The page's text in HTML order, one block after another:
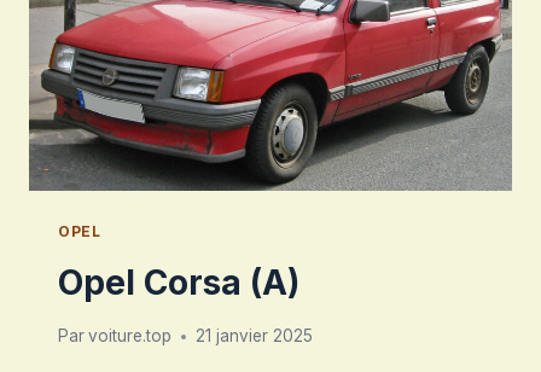
OPEL
Opel Corsa (A)
Parvoiture.top 21 janvier 2025